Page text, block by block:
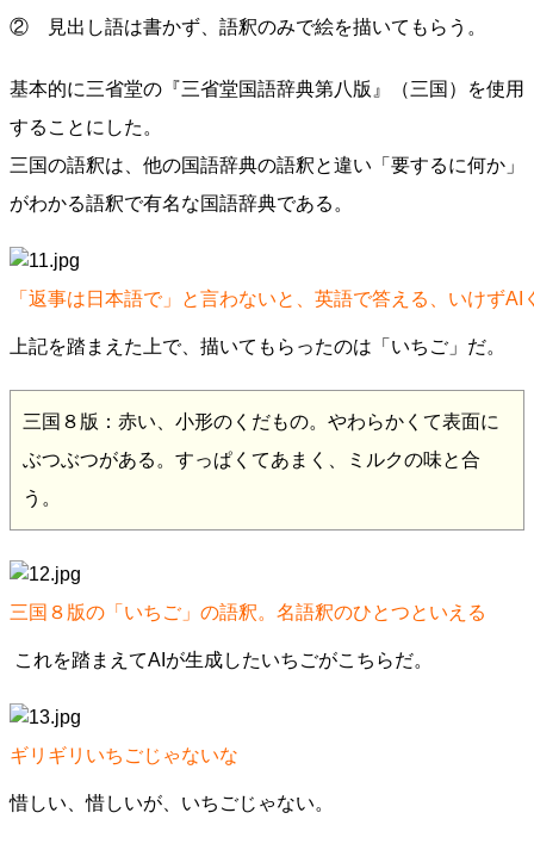
② 見出し語は書かず、語釈のみで絵を描いてもらう。
基本的に三省堂の『三省堂国語辞典第八版』（三国）を使用
することにした。
三国の語釈は、他の国語辞典の語釈と違い「要するに何か」
がわかる語釈で有名な国語辞典である。
「返事は日本語で」と言わないと、英語で答える、いけずAI
上記を踏まえた上で、描いてもらったのは「いちご」だ。
三国８版：赤い、小形のくだもの。やわらかくて表面に
ぶつぶつがある。すっぱくてあまく、ミルクの味と合
う。
三国８版の「いちご」の語釈。名語釈のひとつといえる
これを踏まえてAIが生成したいちごがこちらだ。
ギリギリいちごじゃないな
惜しい、惜しいが、いちごじゃない。